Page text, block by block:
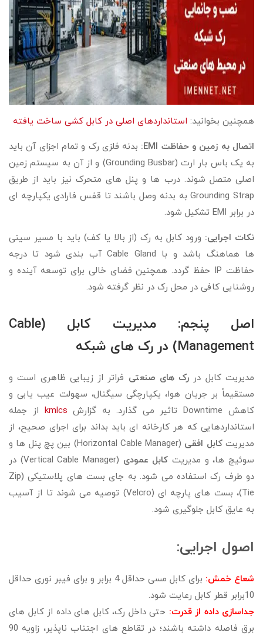
همچنین بخوانید: استانداردهای اصلی در کابل کشی ساخت یافته
اتصال به زمین و حفاظت EMI:
بدنه فلزی رک و تمام اجزای آن باید
به یک باس بار ارت (Grounding Busbar) و از آن به سیستم زمین
اصلی متصل شوند. درب ها و پنل های متحرک نیز باید از طریق
Grounding Strap به بدنه وصل باشند تا قفس فارادی یکپارچه ای
در برابر EMI تشکیل شود.
نکات اجرایی: ورود کابل به رک (از بالا یا کف) باید با مسیر سینی
ها هماهنگ باشد و با Cable Gland آب بندی شود تا درجه
حفاظت IP حفظ گردد. همچنین فضای خالی برای توسعه آینده و
روشنایی کافی در محل رک در نظر گرفته شود.
اصل پنجم: مدیریت کابل (Cable
Management) در رک های شبکه
مدیریت کابل در رک های صنعتی فراتر از زیبایی ظاهری است و
مستقیماً بر جریان هوا، یکپارچگی سیگنال، سهولت عیب یابی و
کاهش Downtime تاثیر می گذارد. به گزارش
kmlcs از جمله
استانداردهایی که هر کارخانه ای باید بداند برای اجرای صحیح، از
مدیریتکابل افقی
(Horizontal Cable Manager) بین پچ پنل ها و
سوئیچ ها، و مدیریت کابل عمودی
(Vertical Cable Manager) در
دو طرف رک استفاده می شود. به جای بست های پلاستیکی (Zip
Tie)، بست های پارچه ای (Velcro) توصیه می شوند تا از آسیب
به عایق کابل جلوگیری شود.
اصول اجرایی:
شعاع خمش:
برای کابل مسی حداقل 4 برابر و برای فیبر نوری حداقل
10برابر قطر کابل رعایت شود.
جداسازی داده از قدرت: حتی داخل رک، کابل های داده از کابل های
برق فاصله داشته باشند؛ در تقاطع های اجتناب ناپذیر، زاویه 90